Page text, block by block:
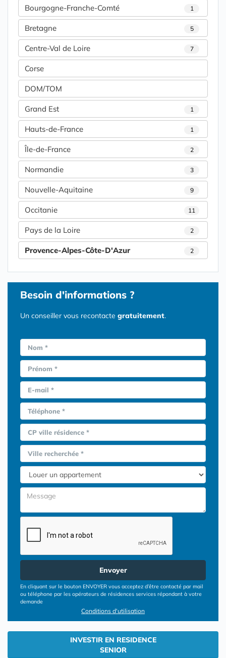
Bourgogne-Franche-Comté 1
Bretagne 5
Centre-Val de Loire 7
Corse
DOM/TOM
Grand Est 1
Hauts-de-France 1
Île-de-France 2
Normandie 3
Nouvelle-Aquitaine 9
Occitanie 11
Pays de la Loire 2
Provence-Alpes-Côte-D'Azur 2
Besoin d'informations ?
Un conseiller vous recontacte gratuitement.
Nom *
Prénom *
E-mail *
Téléphone *
CP ville résidence *
Ville recherchée *
Envoyer
En cliquant sur le bouton ENVOYER vous acceptez d’être contacté par mail
ou téléphone par les opérateurs de résidences services répondant à votre
demande
Conditions d'utilisation
INVESTIR EN RESIDENCE
SENIOR